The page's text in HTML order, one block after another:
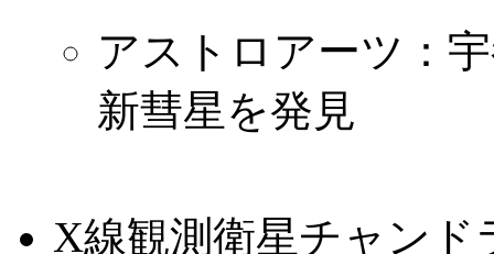
アストロアーツ：
新彗星を発見
X線観測衛星チャン